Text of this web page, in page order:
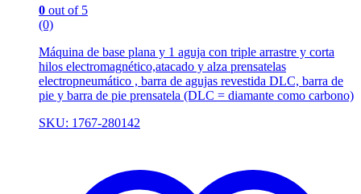
0 out of 5
(0)
Máquina de base plana y 1 aguja con triple arrastre y corta
hilos electromagnético,atacado y alza prensatelas
electropneumático , barra de agujas revestida DLC, barra de
pie y barra de pie prensatela (DLC = diamante como carbono)
SKU: 1767-280142